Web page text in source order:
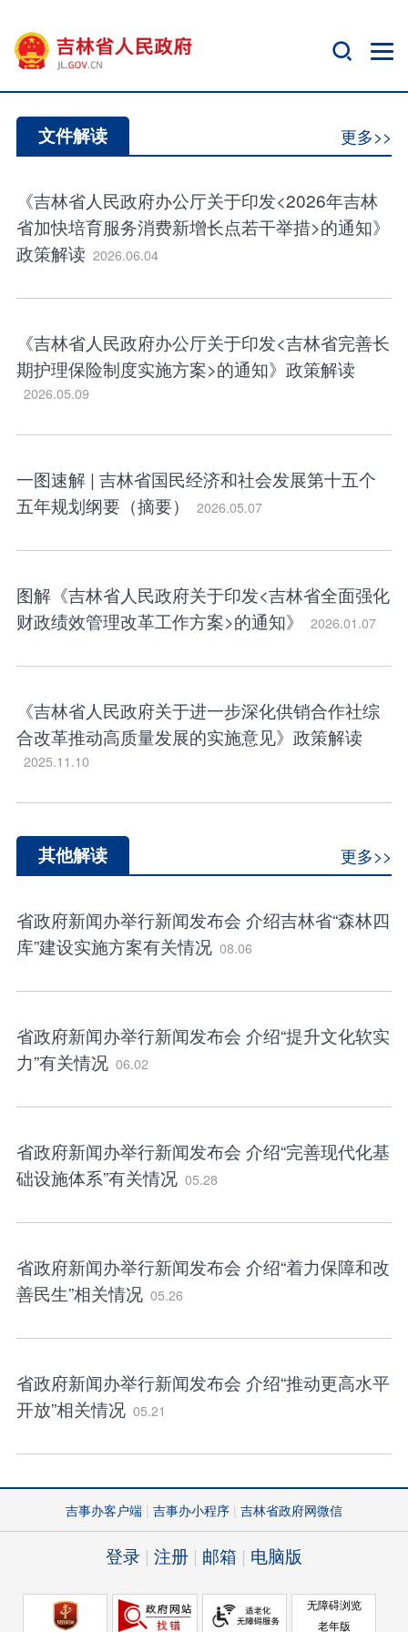
文件解读 更多>>
《吉林省人民政府办公厅关于印发<2026年吉林
省加快培育服务消费新增长点若干举措>的通知》
政策解读 2026.06.04
《吉林省人民政府办公厅关于印发<吉林省完善长
期护理保险制度实施方案>的通知》政策解读
2026.05.09
一图速解 | 吉林省国民经济和社会发展第十五个
五年规划纲要（摘要）
2026.05.07
图解《吉林省人民政府关于印发<吉林省全面强化
财政绩效管理改革工作方案>的通知》
2026.01.07
《吉林省人民政府关于进一步深化供销合作社综
合改革推动高质量发展的实施意见》政策解读
2025.11.10
其他解读 更多>>
省政府新闻办举行新闻发布会 介绍吉林省“森林四
库”建设实施方案有关情况 08.06
省政府新闻办举行新闻发布会 介绍“提升文化软实
力”有关情况 06.02
省政府新闻办举行新闻发布会 介绍“完善现代化基
础设施体系”有关情况 05.28
省政府新闻办举行新闻发布会 介绍“着力保障和改
善民生”相关情况 05.26
省政府新闻办举行新闻发布会 介绍“推动更高水平
开放”相关情况 05.21
吉事办客户端 吉事办小程序 吉林省政府网微信
登录 注册 邮箱 电脑版
无障碍浏览
老年版